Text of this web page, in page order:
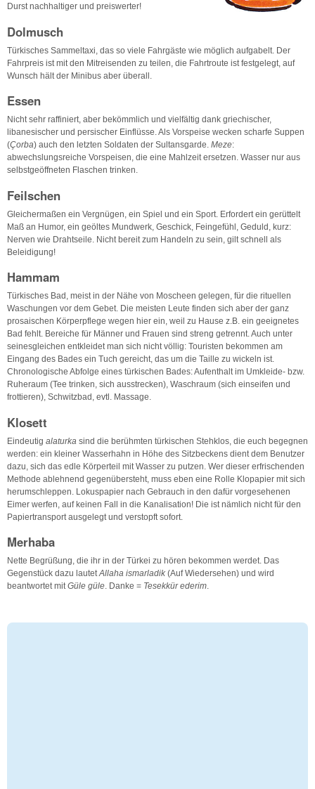
Durst nachhaltiger und preiswerter!
Dolmusch
Türkisches Sammeltaxi, das so viele Fahrgäste wie möglich aufgabelt. Der
Fahrpreis ist mit den Mitreisenden zu teilen, die Fahrtroute ist festgelegt, auf
Wunsch hält der Minibus aber überall.
Essen
Nicht sehr raffiniert, aber bekömmlich und vielfältig dank griechischer,
libanesischer und persischer Einflüsse. Als Vorspeise wecken scharfe Suppen
(Çorba) auch den letzten Soldaten der Sultansgarde. Meze:
abwechslungsreiche Vorspeisen, die eine Mahlzeit ersetzen. Wasser nur aus
selbstgeöffneten Flaschen trinken.
Feilschen
Gleichermaßen ein Vergnügen, ein Spiel und ein Sport. Erfordert ein gerüttelt
Maß an Humor, ein geöltes Mundwerk, Geschick, Feingefühl, Geduld, kurz:
Nerven wie Drahtseile. Nicht bereit zum Handeln zu sein, gilt schnell als
Beleidigung!
Hammam
Türkisches Bad, meist in der Nähe von Moscheen gelegen, für die rituellen
Waschungen vor dem Gebet. Die meisten Leute finden sich aber der ganz
prosaischen Körperpflege wegen hier ein, weil zu Hause z.B. ein geeignetes
Bad fehlt. Bereiche für Männer und Frauen sind streng getrennt. Auch unter
seinesgleichen entkleidet man sich nicht völlig: Touristen bekommen am
Eingang des Bades ein Tuch gereicht, das um die Taille zu wickeln ist.
Chronologische Abfolge eines türkischen Bades: Aufenthalt im Umkleide- bzw.
Ruheraum (Tee trinken, sich ausstrecken), Waschraum (sich einseifen und
frottieren), Schwitzbad, evtl. Massage.
Klosett
Eindeutig alaturka sind die berühmten türkischen Stehklos, die euch begegnen
werden: ein kleiner Wasserhahn in Höhe des Sitzbeckens dient dem Benutzer
dazu, sich das edle Körperteil mit Wasser zu putzen. Wer dieser erfrischenden
Methode ablehnend gegenübersteht, muss eben eine Rolle Klopapier mit sich
herumschleppen. Lokuspapier nach Gebrauch in den dafür vorgesehenen
Eimer werfen, auf keinen Fall in die Kanalisation! Die ist nämlich nicht für den
Papiertransport ausgelegt und verstopft sofort.
Merhaba
Nette Begrüßung, die ihr in der Türkei zu hören bekommen werdet. Das
Gegenstück dazu lautetAllaha ismarladik (Auf Wiedersehen) und wird
beantwortet mitGüle güle. Danke = Tesekkür ederim.